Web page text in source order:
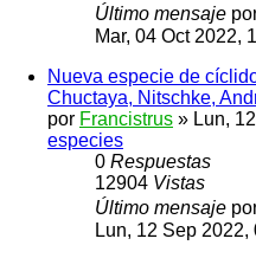
Último mensaje
Mar, 04 Oct 2022,
Nueva especie de
Chuctaya, Nitschke,
por Francistrus » Lun,
especies
0 Respuestas
12904 Vistas
Último mensaje
Lun, 12 Sep 2022,